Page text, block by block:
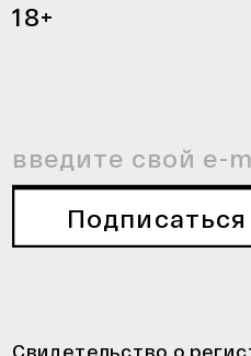
18+
Свидетельство о